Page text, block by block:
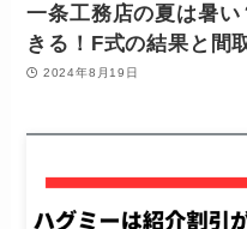
一条工務店の夏は暑
きる！F式の結果と間
2024年8月19日